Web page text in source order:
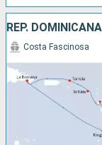
Costa Fascinosa